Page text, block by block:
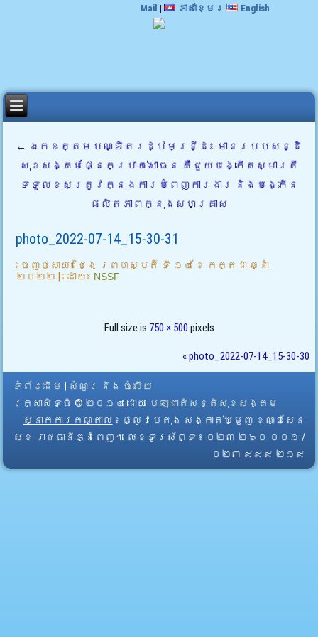
Mail | ភាសាខ្មែរ English
← ឯកឧត្តមបណ្ឌិតរដ្ឋមន្រី្ដ៖ មានរបបសន្ដិ
សុខសង្គមផ្នែកប្រាក់សោធន គឺជួយបង្កើតស្មារតី
ទទួលខុសត្រូវក្នុងការបំពេញការងារ និងបង្កើន
ផលិតភាពក្នុងសហគ្រាស
photo_2022-07-14_15-30-31
ចេញផ្សាយ៖ ថ្ងៃ ព្រហស្បតិ៍ ទី ១៤ ខែ កក្តដា ឆ្នាំ
២០២២
| ដោយ៖ NSSF
Full size is 750 × 500 pixels
«photo_2022-07-14_15-30-30
ទំព័រដើម
សំណួរ និង ចំលើយ
រក្សាសិទ្ធិ © ២០១៤ ដោយ​ បេឡាជាតិសន្តិសុខសង្គម
ស្នាក់ការកណ្តាល ៖ ផ្លូវបេតុង សង្កាត់ឃ្មួញ ខណ្ឌសែន
សុខ រាជធានីភ្នំពេញ។ លេខទូរស័ព្ទ ៖ ០២៣ ២៦០ ០០១ /
០២៣ ៩៩៩ ២១៩